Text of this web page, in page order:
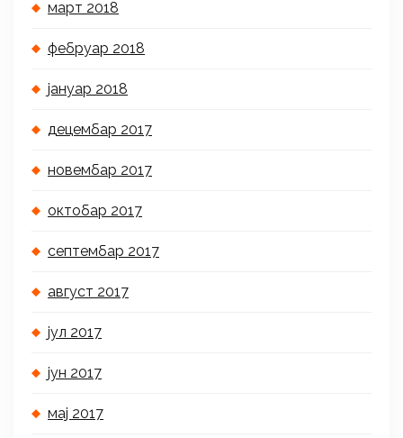
март 2018
фебруар 2018
јануар 2018
децембар 2017
новембар 2017
октобар 2017
септембар 2017
август 2017
јул 2017
јун 2017
мај 2017